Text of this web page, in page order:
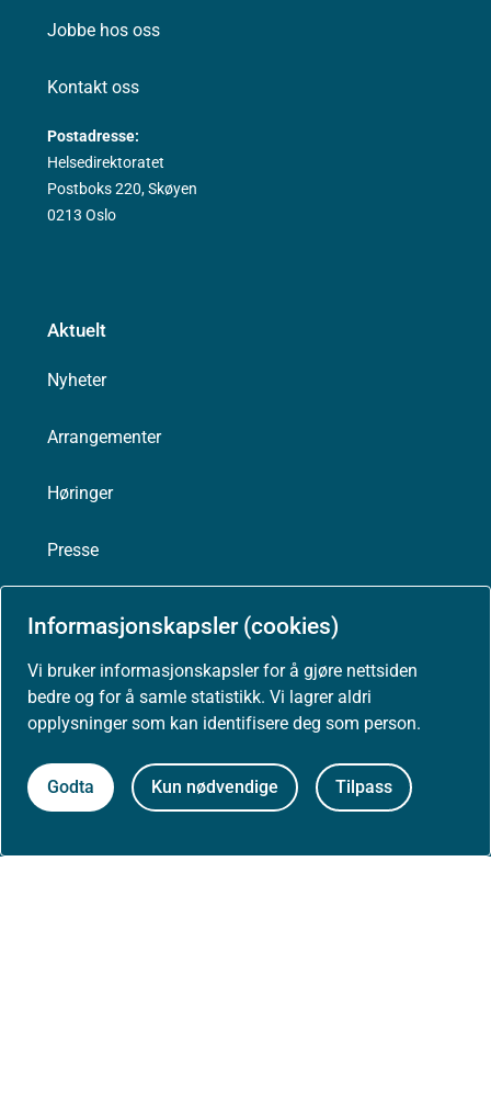
Informasjonskapsler (cookies)
Vi bruker informasjonskapsler for å gjøre nettsiden
bedre og for å samle statistikk. Vi lagrer aldri
opplysninger som kan identifisere deg som person.
Godta Kun nødvendige Tilpass
Jobbe hos oss
Kontakt oss
Postadresse:
Helsedirektoratet
Postboks 220, Skøyen
0213 Oslo
Aktuelt
Nyheter
Arrangementer
Høringer
Presse
Om nettstedet
Personvernerklæring
Tilgjengelighetserklæring (uustatus.no)